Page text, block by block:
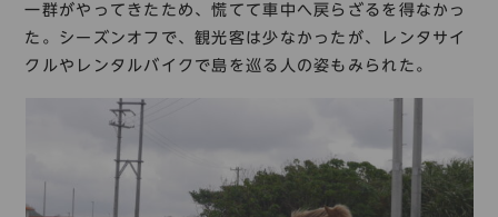
一群がやってきたため、慌てて車中へ戻らざるを得なかっ
た。シーズンオフで、観光客は少なかったが、レンタサイ
クルやレンタルバイクで島を巡る人の姿もみられた。